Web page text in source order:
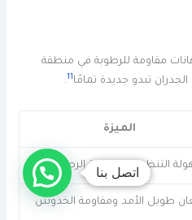
مقاومة للرطوبة في منطقة
تبدو جديدة تمامًا11
.
الميزة
التنظيف ومقاومة الرطوبة
طويل الأمد ومقاومة الخدوش
اتصل بنا